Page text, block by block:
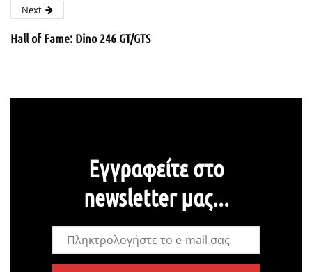
Next
Hall of Fame: Dino 246 GT/GTS
Εγγραφείτε στο
newsletter μας...